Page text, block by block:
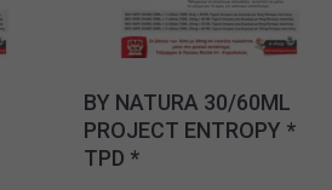
BY NATURA 30/60ML
PROJECT ENTROPY *
TPD *